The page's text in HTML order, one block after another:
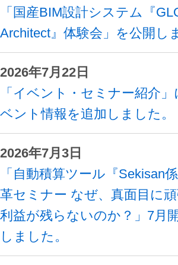
「国産BIM設計システム『
Architect』体験会」を公開し
2026年7月22日
「イベント・セミナー紹介
ベント情報を追加しました。
2026年7月3日
「自動積算ツール『Sekisan
革セミナー なぜ、真面目に
利益が残らないのか？」7月
しました。